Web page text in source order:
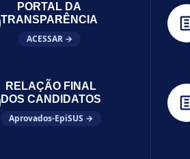
PORTAL DA
TRANSPARÊNCIA
ACESSAR →
RELAÇÃO FINAL
DOS CANDIDATOS
Aprovados-EpiSUS →